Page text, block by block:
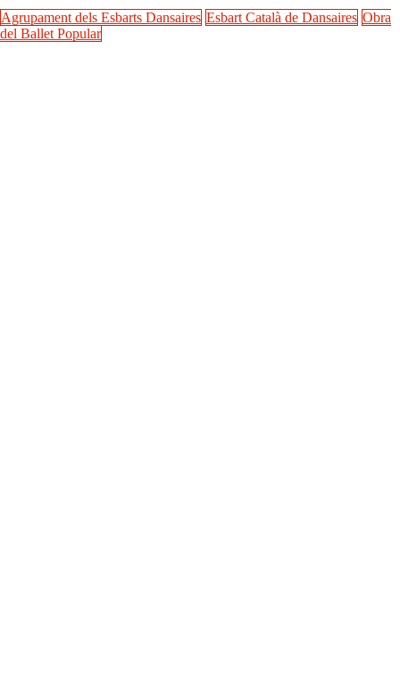
Agrupament dels Esbarts Dansaires Esbart Català de Dansaires Obra
del Ballet Popular